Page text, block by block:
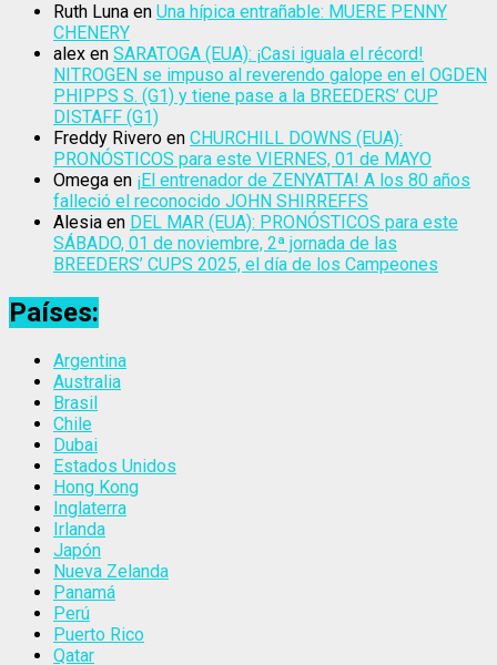
Ruth Luna en Una hípica entrañable: MUERE PENNY
CHENERY
alex en SARATOGA (EUA): ¡Casi iguala el récord!
NITROGEN se impuso al reverendo galope en el OGDEN
PHIPPS S. (G1) y tiene pase a la BREEDERS’ CUP
DISTAFF (G1)
Freddy Rivero en CHURCHILL DOWNS (EUA):
PRONÓSTICOS para este VIERNES, 01 de MAYO
Omega en ¡El entrenador de ZENYATTA! A los 80 años
falleció el reconocido JOHN SHIRREFFS
Alesia en DEL MAR (EUA): PRONÓSTICOS para este
SÁBADO, 01 de noviembre, 2ª jornada de las
BREEDERS’ CUPS 2025, el día de los Campeones
Países:
Argentina
Australia
Brasil
Chile
Dubai
Estados Unidos
Hong Kong
Inglaterra
Irlanda
Japón
Nueva Zelanda
Panamá
Perú
Puerto Rico
Qatar